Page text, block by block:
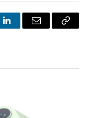
LinkedInE-